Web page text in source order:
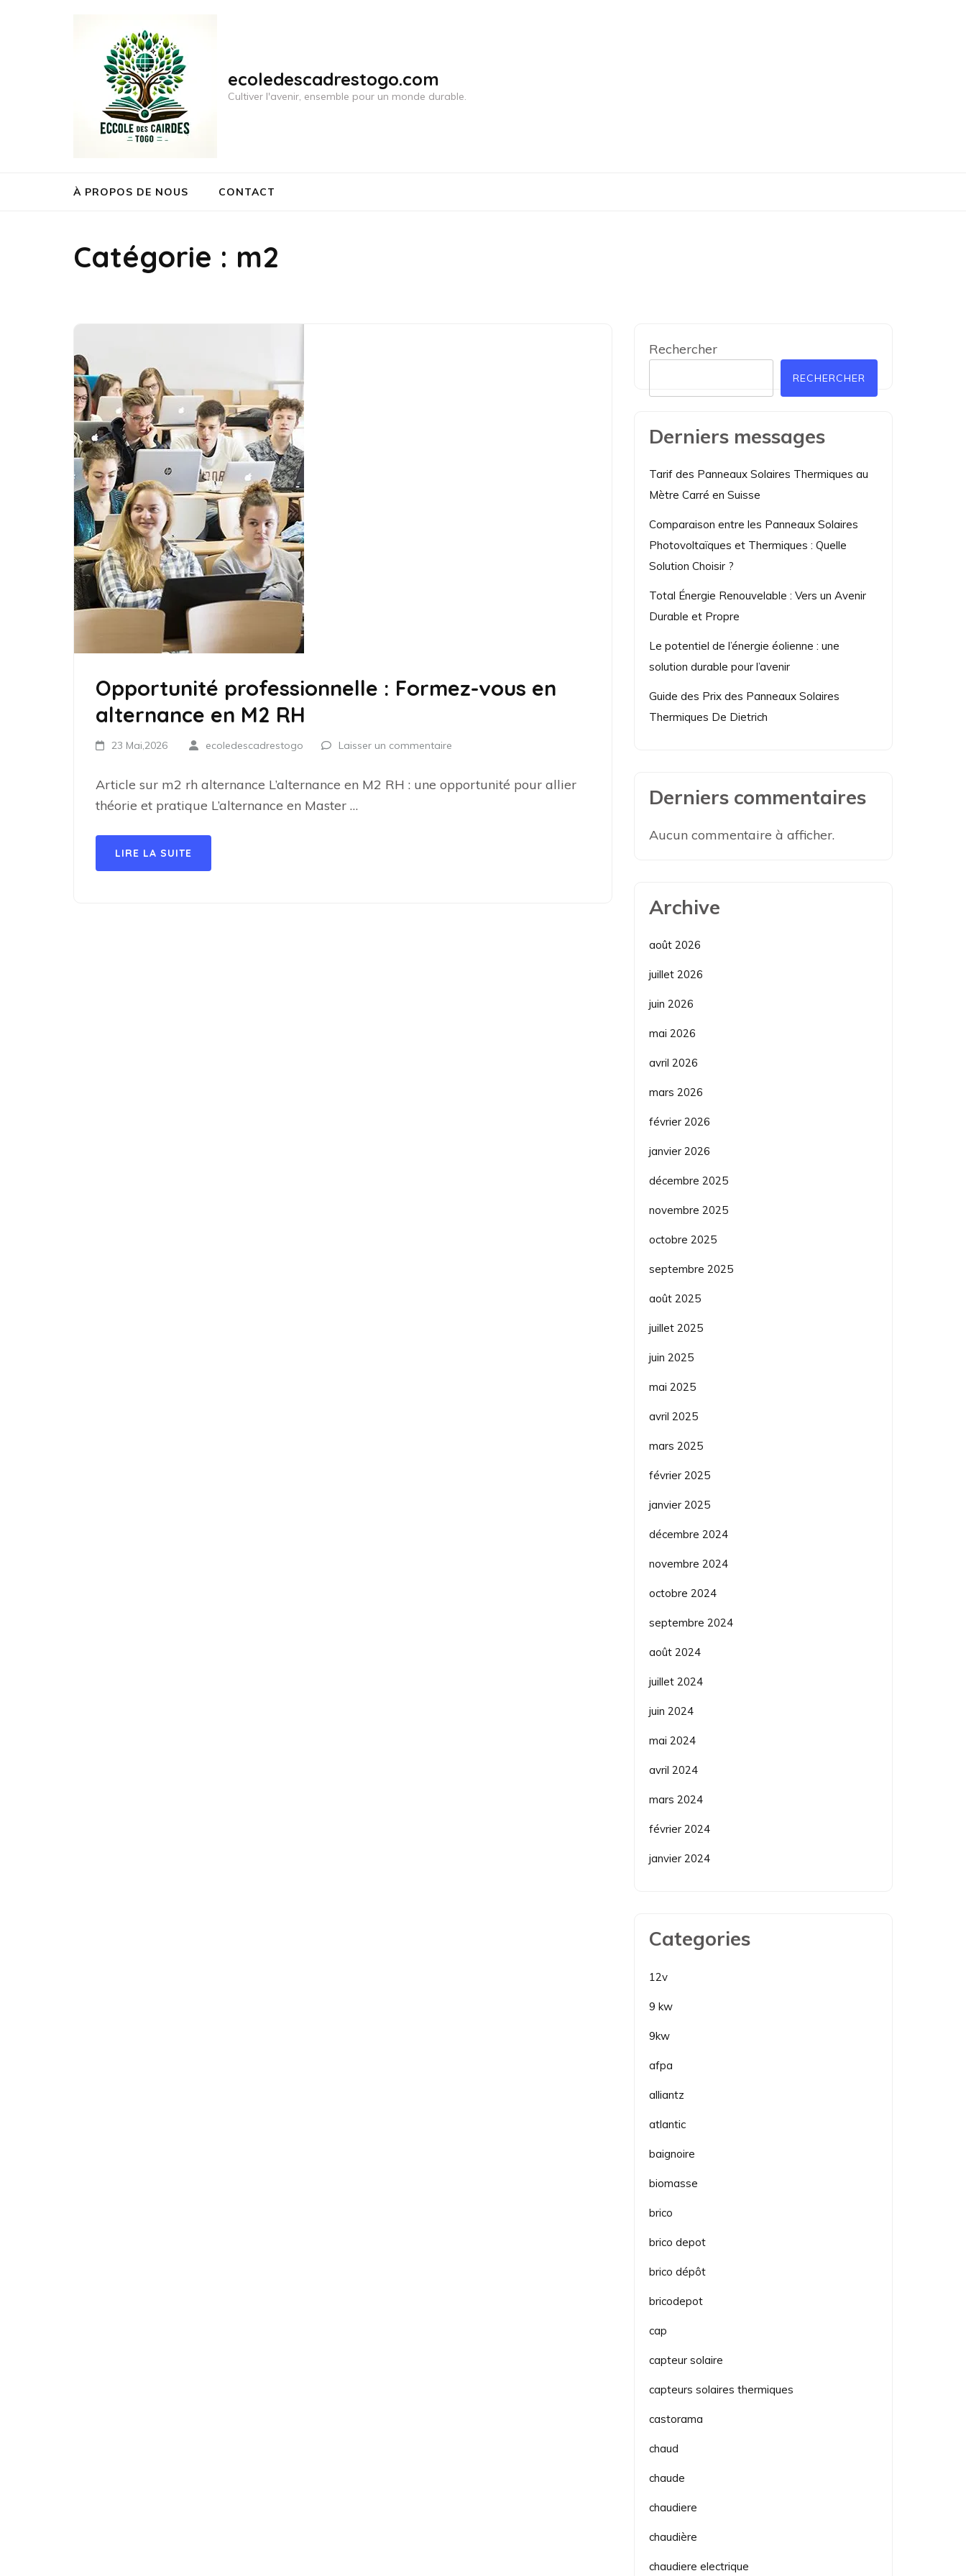
ecoledescadrestogo.com
Cultiver l'avenir, ensemble pour un monde durable.
À PROPOS DE NOUS CONTACT
Catégorie : m2
Opportunité professionnelle : Formez-vous en
alternance en M2 RH
23 Mai,2026 ecoledescadrestogo Laisser un commentaire
Article sur m2 rh alternance L’alternance en M2 RH : une opportunité pour allier
théorie et pratique L’alternance en Master …
LIRE LA SUITE
Rechercher
RECHERCHER
Derniers messages
Tarif des Panneaux Solaires Thermiques au
Mètre Carré en Suisse
Comparaison entre les Panneaux Solaires
Photovoltaïques et Thermiques : Quelle
Solution Choisir ?
Total Énergie Renouvelable : Vers un Avenir
Durable et Propre
Le potentiel de l’énergie éolienne : une
solution durable pour l’avenir
Guide des Prix des Panneaux Solaires
Thermiques De Dietrich
Derniers commentaires
Aucun commentaire à afficher.
Archive
août 2026
juillet 2026
juin 2026
mai 2026
avril 2026
mars 2026
février 2026
janvier 2026
décembre 2025
novembre 2025
octobre 2025
septembre 2025
août 2025
juillet 2025
juin 2025
mai 2025
avril 2025
mars 2025
février 2025
janvier 2025
décembre 2024
novembre 2024
octobre 2024
septembre 2024
août 2024
juillet 2024
juin 2024
mai 2024
avril 2024
mars 2024
février 2024
janvier 2024
Categories
12v
9 kw
9kw
afpa
alliantz
atlantic
baignoire
biomasse
brico
brico depot
brico dépôt
bricodepot
cap
capteur solaire
capteurs solaires thermiques
castorama
chaud
chaude
chaudiere
chaudière
chaudiere electrique